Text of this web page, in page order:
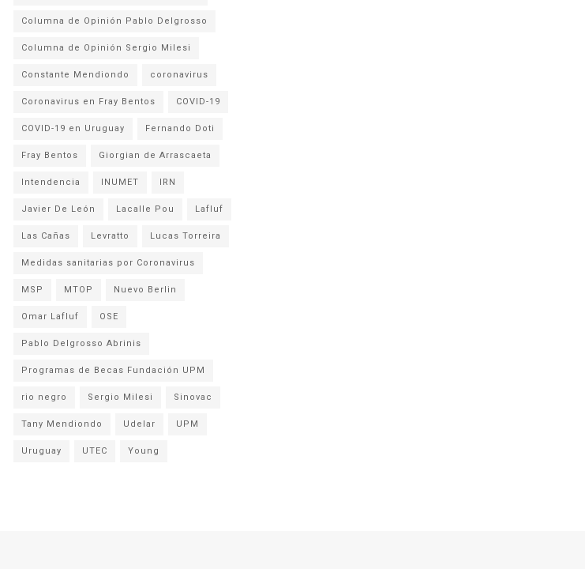
Columna de Opinión Pablo Delgrosso
Columna de Opinión Sergio Milesi
Constante Mendiondo coronavirus
Coronavirus en Fray Bentos COVID-19
COVID-19 en Uruguay Fernando Doti
Fray Bentos Giorgian de Arrascaeta
Intendencia INUMET IRN
Javier De León Lacalle Pou Lafluf
Las Cañas Levratto Lucas Torreira
Medidas sanitarias por Coronavirus
MSP MTOP Nuevo Berlin
Omar Lafluf OSE
Pablo Delgrosso Abrinis
Programas de Becas Fundación UPM
rio negro Sergio Milesi Sinovac
Tany Mendiondo Udelar UPM
Uruguay UTEC Young